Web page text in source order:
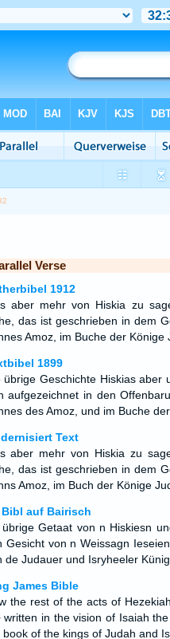
Verse
1912
aber mehr von Hiskia zu
das ist geschrieben in dem
Amoz, im Buche der Könige
1899
übrige Geschichte Hiskias aber
aufgezeichnet in den
des Amoz, und im Buche
Text
aber mehr von Hiskia zu
das ist geschrieben in dem
Amoz, im Buch der Könige
Bibl auf Bairisch
übrige Getaat von n Hiskiesn
Gesicht von n Weissagn
de Judauer und Isryheeler Künig.
James Bible
the rest of the acts of
written in the vision of Isaiah
book of the kings of Judah and